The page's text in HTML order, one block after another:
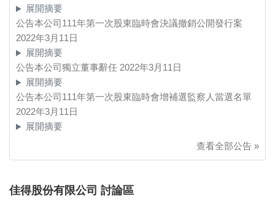
展開摘要
公告本公司111年第一次股東臨時會決議撤銷公開發行案
2022年3月11日
展開摘要
公告本公司獨立董事辭任 2022年3月11日
展開摘要
公告本公司111年第一次股東臨時會增補選監察人當選名單
2022年3月11日
展開摘要
查看全部公告 »
佳得股份有限公司 討論區